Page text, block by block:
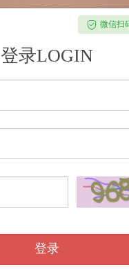
登录LOGIN
登录
微信扫